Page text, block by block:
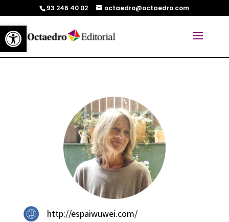
Abrir barra de herramientas
93 246 40 02 octaedro@octaedro.com
http://espaiwuwei.com/